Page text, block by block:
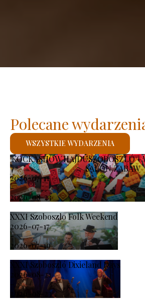
KOCKASHOW HAJDÚSZOBOSZLÓ –
SALON ZABAW
2026-07-11
-
2026-08-23
XXXI Szoboszlo Folk Weekend
2026-07-17
-
2026-07-19
XXXI Szoboszló Dixieland Days
2026-08-21
-
2026-08-23
Polecane
WSZYSTKIE WYDARZENIA